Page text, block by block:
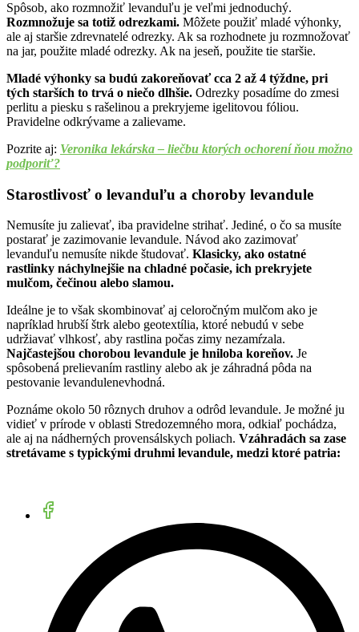
Spôsob, ako rozmnožiť levanduľu je veľmi jednoduchý.
Rozmnožuje sa totiž odrezkami. Môžete použiť mladé výhonky,
ale aj staršie zdrevnatelé odrezky. Ak sa rozhodnete ju rozmnožovať
na jar, použite mladé odrezky. Ak na jeseň, použite tie staršie.
Mladé výhonky sa budú zakoreňovať cca 2 až 4 týždne, pri
tých starších to trvá o niečo dlhšie. Odrezky posadíme do zmesi
perlitu a piesku s rašelinou a prekryjeme igelitovou fóliou.
Pravidelne odkrývame a zalievame.
Pozrite aj: Veronika lekárska – liečbu ktorých ochorení ňou možno
podporiť?
Starostlivosť o levanduľu a choroby levandule
Nemusíte ju zalievať, iba pravidelne strihať. Jediné, o čo sa musíte
postarať je zazimovanie levandule. Návod ako zazimovať
levanduľu nemusíte nikde študovať. Klasicky, ako ostatné
rastlinky náchylnejšie na chladné počasie, ich prekryjete
mulčom, čečinou alebo slamou.
Ideálne je to však skombinovať aj celoročným mulčom ako je
napríklad hrubší štrk alebo geotextília, ktoré nebudú v sebe
udržiavať vlhkosť, aby rastlina počas zimy nezamŕzala.
Najčastejšou chorobou levandule je hniloba koreňov. Je
spôsobená prelievaním rastliny alebo ak je záhradná pôda na
pestovanie levandulenevhodná.
Poznáme okolo 50 rôznych druhov a odrôd levandule. Je možné ju
vidieť v prírode v oblasti Stredozemného mora, odkiaľ pochádza,
ale aj na nádherných provensálskych poliach. Vzáhradách sa zase
stretávame s typickými druhmi levandule, medzi ktoré patria: